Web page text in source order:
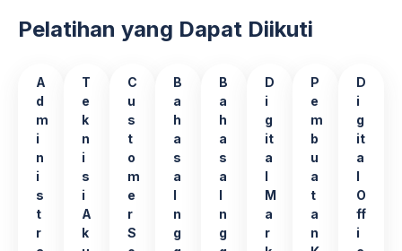
Pelatihan yang Dapat Diikuti
A
d
m
i
n
i
s
t
r
T
e
k
n
i
s
i
A
k
C
u
s
t
o
m
e
r
S
B
a
h
a
s
a
I
n
g
B
a
h
a
s
a
I
n
g
D
i
g
it
a
l
M
a
r
P
e
m
b
u
a
t
a
n
D
i
g
it
a
l
O
ff
i